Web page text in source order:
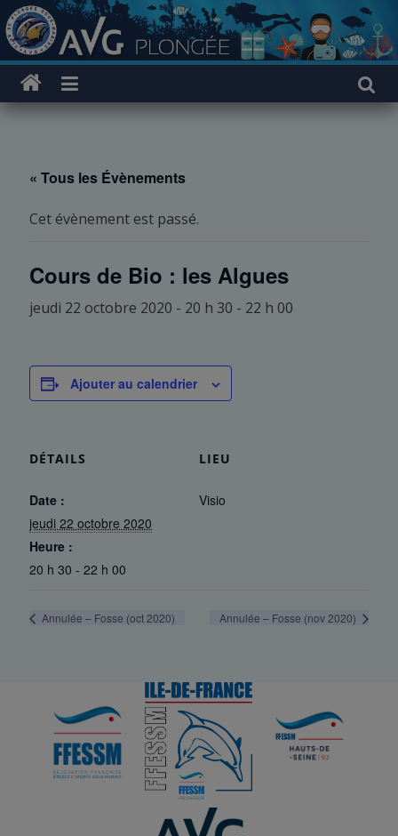
Passer
au
contenu
« Tous les Évènements
Cet évènement est passé.
Cours de Bio : les Algues
jeudi 22 octobre 2020 - 20 h 30 - 22 h 00
Ajouter au calendrier
DÉTAILS
Date :
jeudi 22 octobre 2020
Heure :
20 h 30 - 22 h 00
LIEU
Visio
Annulée – Fosse (oct 2020) Annulée – Fosse (nov 2020)